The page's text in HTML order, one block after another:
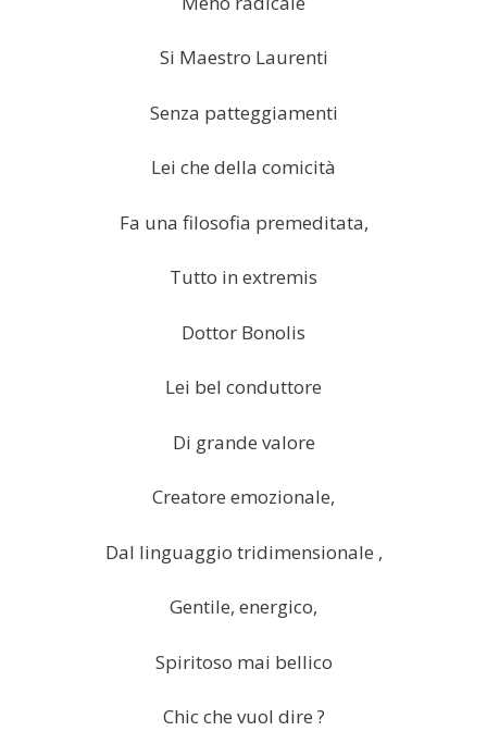
Si Maestro Laurenti
Senza patteggiamenti
Lei che della comicità
Fa una filosofia premeditata,
Tutto in extremis
Dottor Bonolis
Lei bel conduttore
Di grande valore
Creatore emozionale,
Dal linguaggio tridimensionale ,
Gentile, energico,
Spiritoso mai bellico
Chic che vuol dire ?